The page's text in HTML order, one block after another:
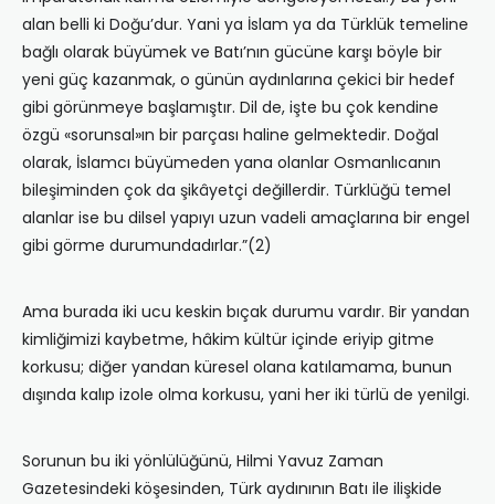
alan belli ki Doğu’dur. Yani ya İslam ya da Türklük temeline
bağlı olarak büyümek ve Batı’nın gücüne karşı böyle bir
yeni güç kazanmak, o günün aydınlarına çekici bir hedef
gibi görünmeye başlamıştır. Dil de, işte bu çok kendine
özgü «sorunsal»ın bir parçası haline gelmektedir. Doğal
olarak, İslamcı büyümeden yana olanlar Osmanlıcanın
bileşiminden çok da şikâyetçi değillerdir. Türklüğü temel
alanlar ise bu dilsel yapıyı uzun vadeli amaçlarına bir engel
gibi görme durumundadırlar.”(2)
Ama burada iki ucu keskin bıçak durumu vardır. Bir yandan
kimliğimizi kaybetme, hâkim kültür içinde eriyip gitme
korkusu; diğer yandan küresel olana katılamama, bunun
dışında kalıp izole olma korkusu, yani her iki türlü de yenilgi.
Sorunun bu iki yönlülüğünü, Hilmi Yavuz Zaman
Gazetesindeki köşesinden, Türk aydınının Batı ile ilişkide